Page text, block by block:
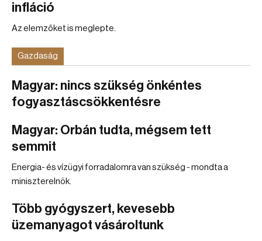
infláció
Az elemzőket is meglepte.
Gazdaság
Magyar: nincs szükség önkéntes
fogyasztáscsökkentésre
Magyar: Orbán tudta, mégsem tett
semmit
Energia- és vízügyi forradalomra van szükség - mondta a
miniszterelnök.
Több gyógyszert, kevesebb
üzemanyagot vásároltunk